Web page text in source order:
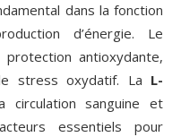
dans la fonction
d’énergie. Le
antioxydante,
stress oxydatif. La L-
sanguine et
essentiels pour